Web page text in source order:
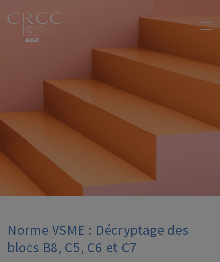
Norme VSME : Décryptage des
blocs B8, C5, C6 et C7